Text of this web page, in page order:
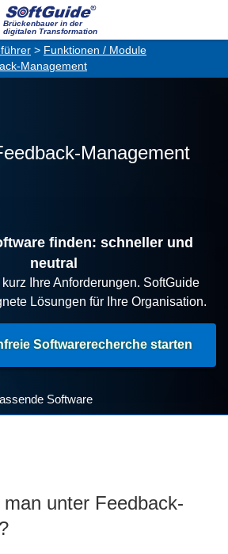
Brückenbauer in der
digitalen Transformation
> Funktionen / Module
Management
Management
finden: schneller und
neutral
Ihre Anforderungen. SoftGuide
Lösungen für Ihre Organisation.
Softwarerecherche starten
Software
unter Feedback-